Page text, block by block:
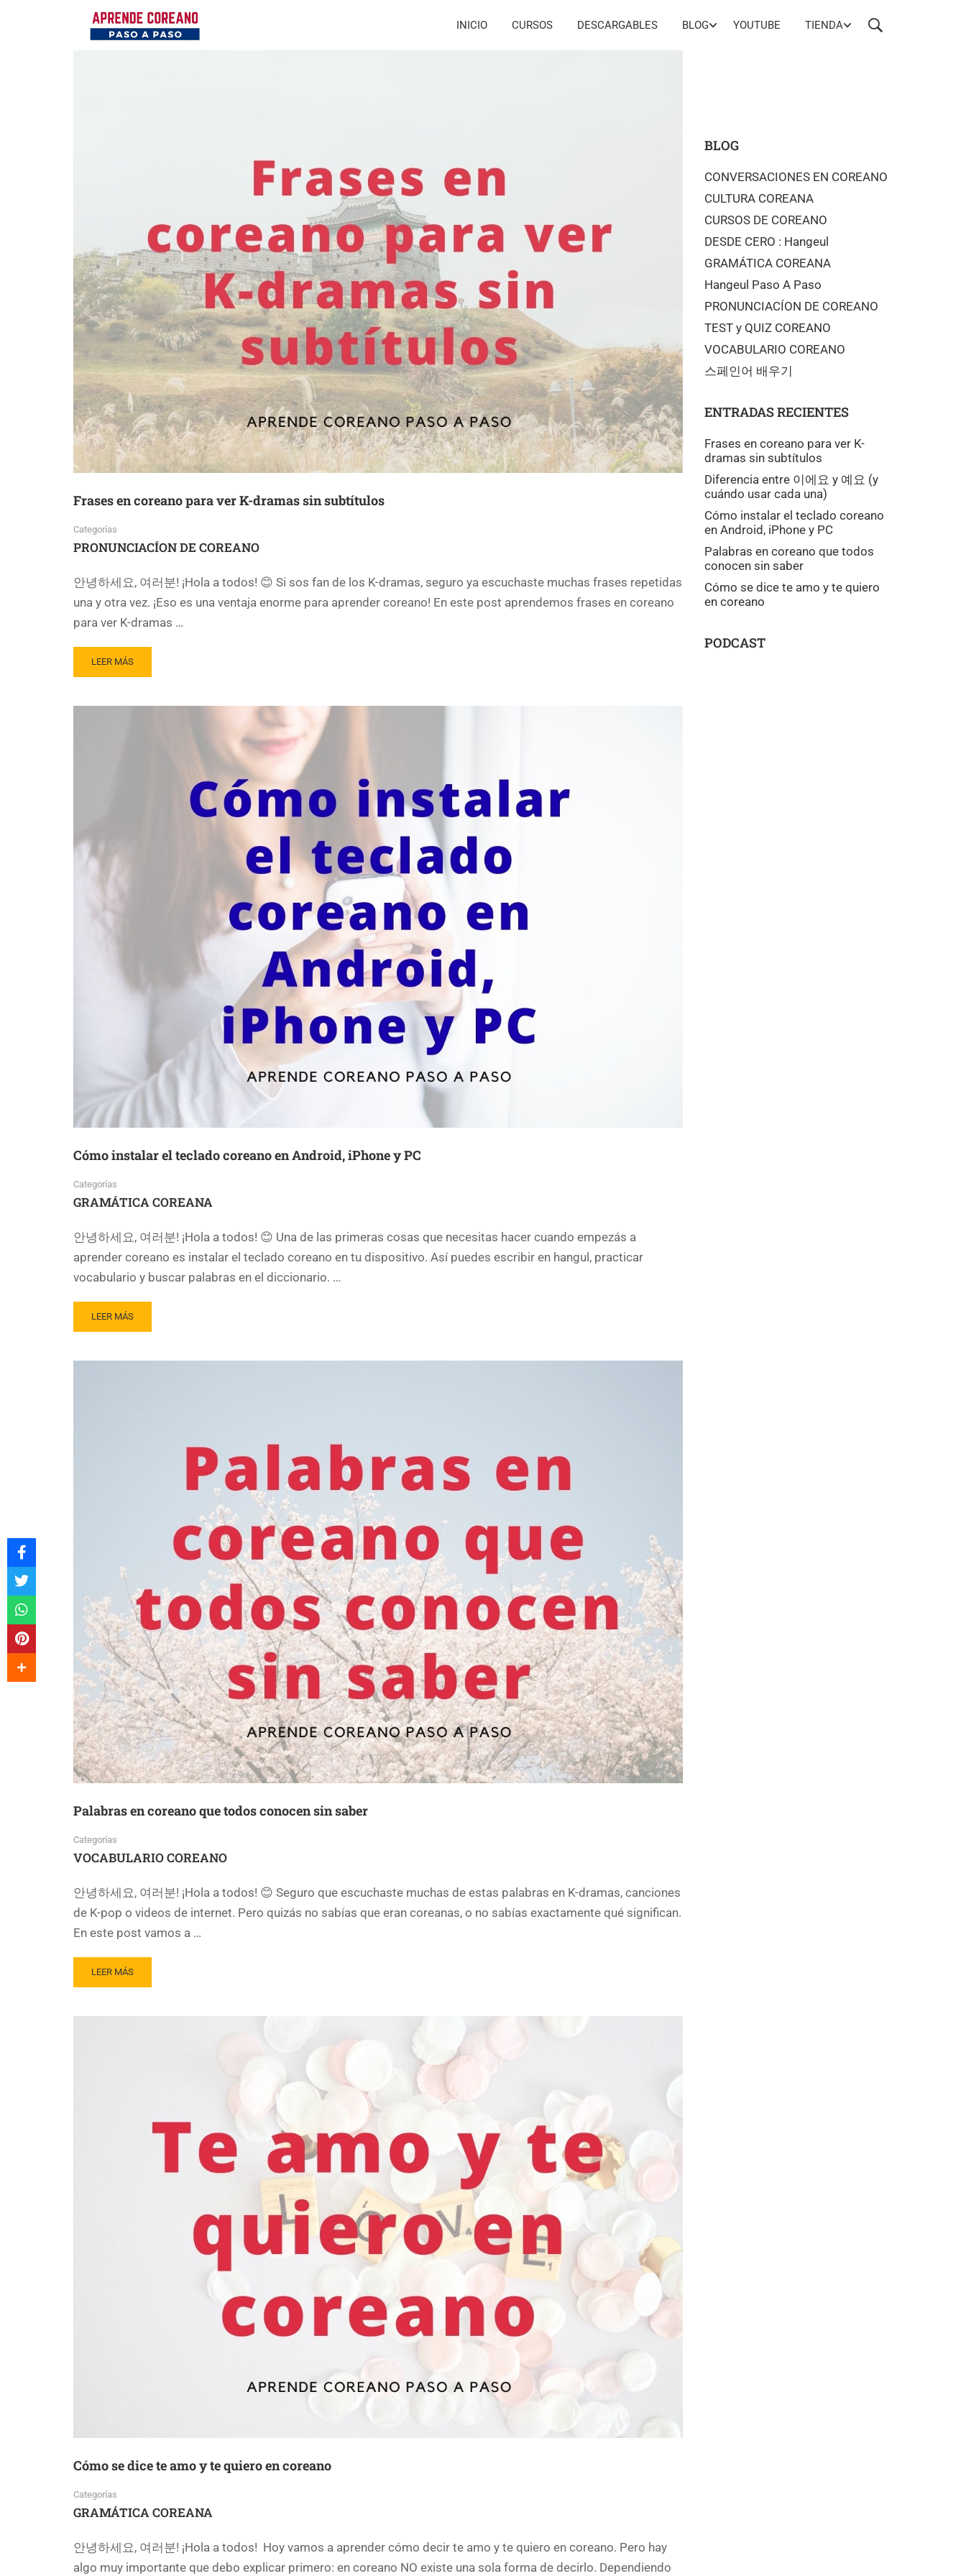
INICIO CURSOS DESCARGABLES BLOG YOUTUBE TIENDA
Frases en coreano para ver K-dramas sin subtítulos
Categorías
PRONUNCIACÍON DE COREANO
안녕하세요, 여러분! ¡Hola a todos! 😊 Si sos fan de los K-dramas, seguro ya escuchaste muchas frases repetidas
una y otra vez. ¡Eso es una ventaja enorme para aprender coreano! En este post aprendemos frases en coreano
para ver K-dramas …
LEER MÁS
Cómo instalar el teclado coreano en Android, iPhone y PC
Categorías
GRAMÁTICA COREANA
안녕하세요, 여러분! ¡Hola a todos! 😊 Una de las primeras cosas que necesitas hacer cuando empezás a
aprender coreano es instalar el teclado coreano en tu dispositivo. Así puedes escribir en hangul, practicar
vocabulario y buscar palabras en el diccionario. …
LEER MÁS
Palabras en coreano que todos conocen sin saber
Categorías
VOCABULARIO COREANO
안녕하세요, 여러분! ¡Hola a todos! 😊 Seguro que escuchaste muchas de estas palabras en K-dramas, canciones
de K-pop o videos de internet. Pero quizás no sabías que eran coreanas, o no sabías exactamente qué significan.
En este post vamos a …
LEER MÁS
Cómo se dice te amo y te quiero en coreano
Categorías
GRAMÁTICA COREANA
안녕하세요, 여러분! ¡Hola a todos! Hoy vamos a aprender cómo decir te amo y te quiero en coreano. Pero hay
algo muy importante que debo explicar primero: en coreano NO existe una sola forma de decirlo. Dependiendo
BLOG
CONVERSACIONES EN COREANO
CULTURA COREANA
CURSOS DE COREANO
DESDE CERO : Hangeul
GRAMÁTICA COREANA
Hangeul Paso A Paso
PRONUNCIACÍON DE COREANO
TEST y QUIZ COREANO
VOCABULARIO COREANO
스페인어 배우기
ENTRADAS RECIENTES
Frases en coreano para ver K-
dramas sin subtítulos
Diferencia entre 이에요 y 예요 (y
cuándo usar cada una)
Cómo instalar el teclado coreano
en Android, iPhone y PC
Palabras en coreano que todos
conocen sin saber
Cómo se dice te amo y te quiero
en coreano
PODCAST